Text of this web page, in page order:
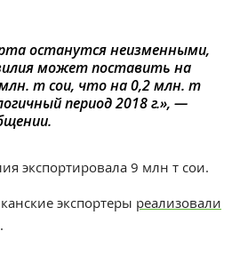
останутся неизменными,
может поставить на
т сои, что на 0,2 млн. т
период 2018 г.», —
экспортировала 9 млн т сои.
экспортеры реализовали